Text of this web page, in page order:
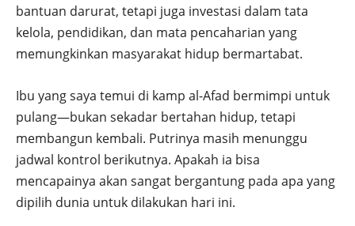
bantuan darurat, tetapi juga investasi dalam tata
kelola, pendidikan, dan mata pencaharian yang
memungkinkan masyarakat hidup bermartabat.
Ibu yang saya temui di kamp al-Afad bermimpi untuk
pulang—bukan sekadar bertahan hidup, tetapi
membangun kembali. Putrinya masih menunggu
jadwal kontrol berikutnya. Apakah ia bisa
mencapainya akan sangat bergantung pada apa yang
dipilih dunia untuk dilakukan hari ini.